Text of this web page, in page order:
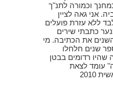
וכמורה לתנ"ך
אני גאה לציין
ללא עזרת פועלים
כתבתי שירים
את הכתיבה. מי
שנים חלחלו
שהיו רדומים בבטן
עומד לצאת